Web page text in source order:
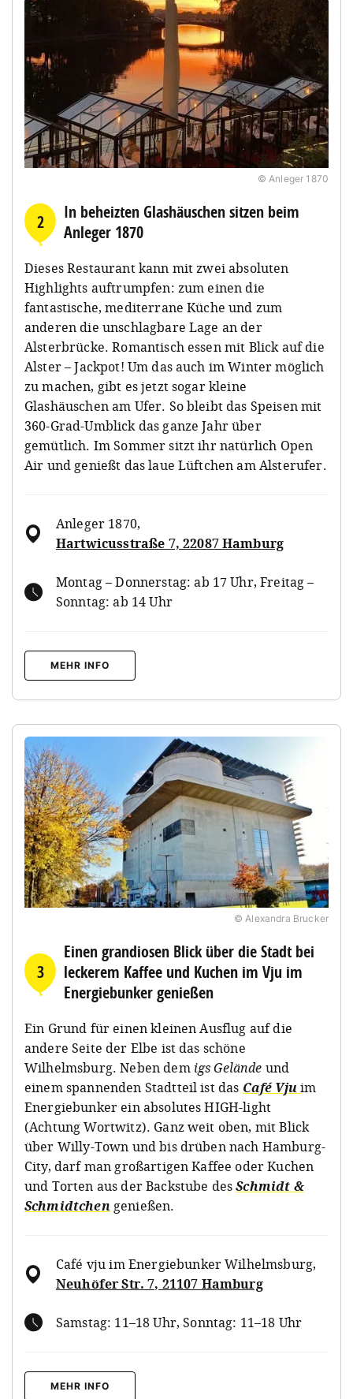
© Anleger 1870
2
In beheizten Glashäuschen sitzen beim
Anleger 1870
Dieses Restaurant kann mit zwei absoluten
Highlights auftrumpfen: zum einen die
fantastische, mediterrane Küche und zum
anderen die unschlagbare Lage an der
Alsterbrücke. Romantisch essen mit Blick auf die
Alster – Jackpot! Um das auch im Winter möglich
zu machen, gibt es jetzt sogar kleine
Glashäuschen am Ufer. So bleibt das Speisen mit
360-Grad-Umblick das ganze Jahr über
gemütlich. Im Sommer sitzt ihr natürlich Open
Air und genießt das laue Lüftchen am Alsterufer.
Anleger 1870,
Hartwicusstraße 7, 22087 Hamburg
Montag – Donnerstag: ab 17 Uhr, Freitag –
Sonntag: ab 14 Uhr
MEHR INFO
© Alexandra Brucker
3
Einen grandiosen Blick über die Stadt bei
leckerem Kaffee und Kuchen im Vju im
Energiebunker genießen
Ein Grund für einen kleinen Ausflug auf die
andere Seite der Elbe ist das schöne
Wilhelmsburg. Neben dem igs Gelände und
einem spannenden Stadtteil ist das Café Vjuim
Energiebunker ein absolutes HIGH-light
(Achtung Wortwitz). Ganz weit oben, mit Blick
über Willy-Town und bis drüben nach Hamburg-
City, darf man großartigen Kaffee oder Kuchen
und Torten aus der Backstube desSchmidt &
Schmidtchengenießen.
Café vju im Energiebunker Wilhelmsburg,
Neuhöfer Str. 7, 21107 Hamburg
Samstag: 11–18 Uhr, Sonntag: 11–18 Uhr
MEHR INFO